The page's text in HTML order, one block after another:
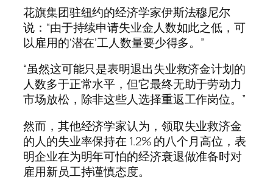
花旗集团驻纽约的经济学家伊斯法穆尼尔
说：“由于持续申请失业金人数如此之低，可
以雇用的‘潜在’工人数量要少得多。”
“虽然这可能只是表明退出失业救济金计划的
人数多于正常水平，但它最终无助于劳动力
市场放松，除非这些人选择重返工作岗位。”
然而，其他经济学家认为，领取失业救济金
的人的失业率保持在 1.2% 的八个月高位，表
明企业在为明年可怕的经济衰退做准备时对
雇用新员工持谨慎态度。